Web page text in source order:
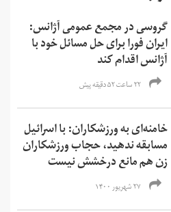
گروسی در مجمع عمومی آژانس:
ایران فورا برای حل مسائل خود با
آژانس اقدام کند
۲۲ ساعت ۵۲ دقیقه پیش
خامنه‌ای به ورزشکاران: با اسرائیل
مسابقه ندهید، حجاب ورزشکاران
زن هم مانع درخشش نیست
۲۷ شهریور ۱۴۰۰